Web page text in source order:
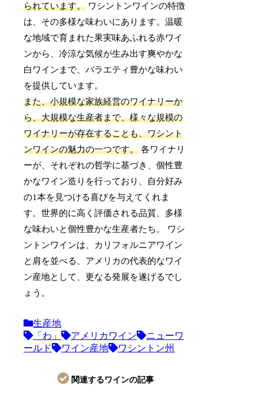
られています。 ワシントンワインの特徴
は、その多様な味わいにあります。温暖
な地域で育まれた果実味あふれる赤ワイ
ンから、冷涼な気候が生み出す爽やかな
白ワインまで、バラエティ豊かな味わい
を提供しています。
また、小規模な家族経営のワイナリーか
ら、大規模な生産者まで、様々な規模の
ワイナリーが存在することも、ワシント
ンワインの魅力の一つです。 各ワイナリ
ーが、それぞれの哲学に基づき、個性豊
かなワイン造りを行っており、自分好み
の1本を見つける喜びを与えてくれま
す。世界的に高く評価される品質、多様
な味わいと個性豊かな生産者たち。 ワシ
ントンワインは、カリフォルニアワイン
と肩を並べる、アメリカの代表的なワイ
ン産地として、更なる発展を遂げるでし
ょう。
生産地
「わ」
アメリカワイン
ニューワ
ールド
ワイン産地 ワシントン州
関連するワインの記事